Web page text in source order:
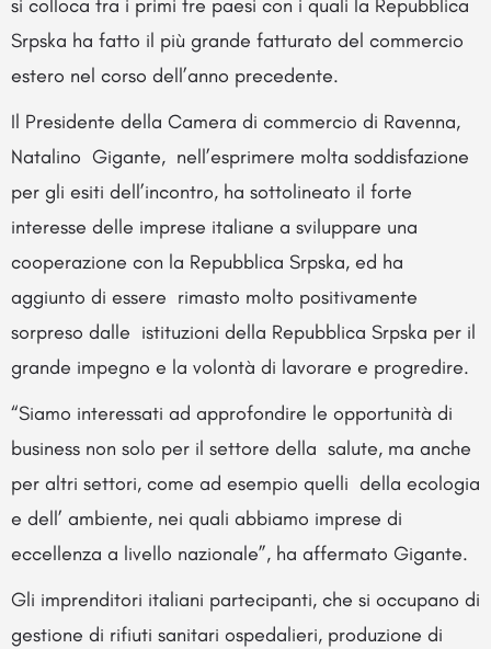
si colloca tra i primi tre paesi con i quali la Repubblica
Srpska ha fatto il più grande fatturato del commercio
estero nel corso dell’anno precedente.
Il Presidente della Camera di commercio di Ravenna,
Natalino Gigante, nell’esprimere molta soddisfazione
per gli esiti dell’incontro, ha sottolineato il forte
interesse delle imprese italiane a sviluppare una
cooperazione con la Repubblica Srpska, ed ha
aggiunto di essere rimasto molto positivamente
sorpreso dalle istituzioni della Repubblica Srpska per il
grande impegno e la volontà di lavorare e progredire.
“Siamo interessati ad approfondire le opportunità di
business non solo per il settore della salute, ma anche
per altri settori, come ad esempio quelli della ecologia
e dell’ ambiente, nei quali abbiamo imprese di
eccellenza a livello nazionale”, ha affermato Gigante.
Gli imprenditori italiani partecipanti, che si occupano di
gestione di rifiuti sanitari ospedalieri, produzione di